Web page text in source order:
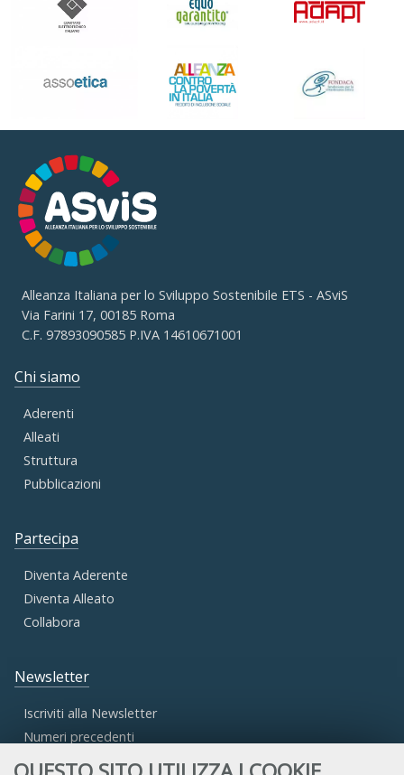
Alleanza Italiana per lo Sviluppo Sostenibile ETS - ASviS
Via Farini 17, 00185 Roma
C.F. 97893090585 P.IVA 14610671001
Chi siamo
Aderenti
Alleati
Struttura
Pubblicazioni
Partecipa
Diventa Aderente
Diventa Alleato
Collabora
Newsletter
Iscriviti alla Newsletter
Numeri precedenti